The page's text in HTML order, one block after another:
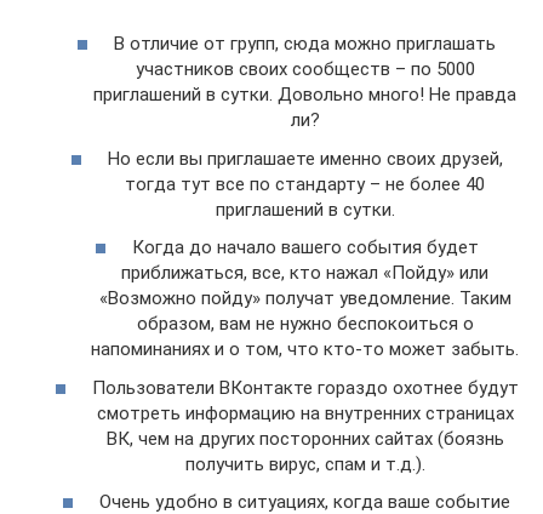
В отличие от групп, сюда можно приглашать
участников своих сообществ – по 5000
приглашений в сутки. Довольно много! Не правда
ли?
Но если вы приглашаете именно своих друзей,
тогда тут все по стандарту – не более 40
приглашений в сутки.
Когда до начало вашего события будет
приближаться, все, кто нажал «Пойду» или
«Возможно пойду» получат уведомление. Таким
образом, вам не нужно беспокоиться о
напоминаниях и о том, что кто-то может забыть.
Пользователи ВКонтакте гораздо охотнее будут
смотреть информацию на внутренних страницах
ВК, чем на других посторонних сайтах (боязнь
получить вирус, спам и т.д.).
Очень удобно в ситуациях, когда ваше событие